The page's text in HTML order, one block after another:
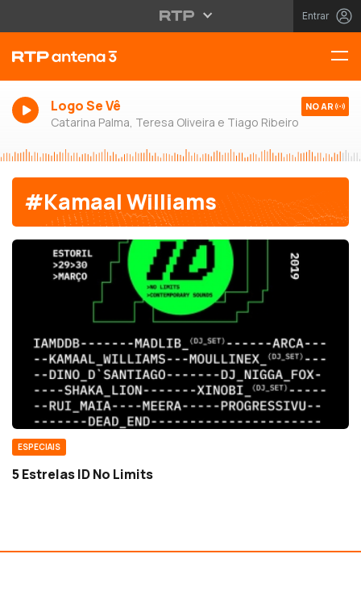
Entrar
Logo Se Vê
Catarina Palma, Teresa Oliveira e Tiago Ribeiro
NO AR
#Kamaal Williams
ESPECIAIS
5 Estrelas ID No Limits